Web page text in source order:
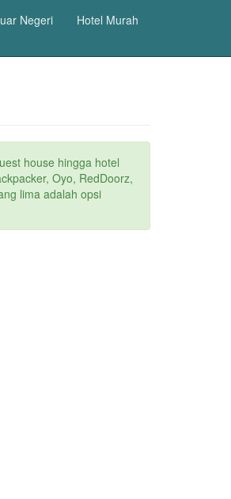
Negeri Hotel Murah
house hingga hotel
Oyo, RedDoorz,
lima adalah opsi